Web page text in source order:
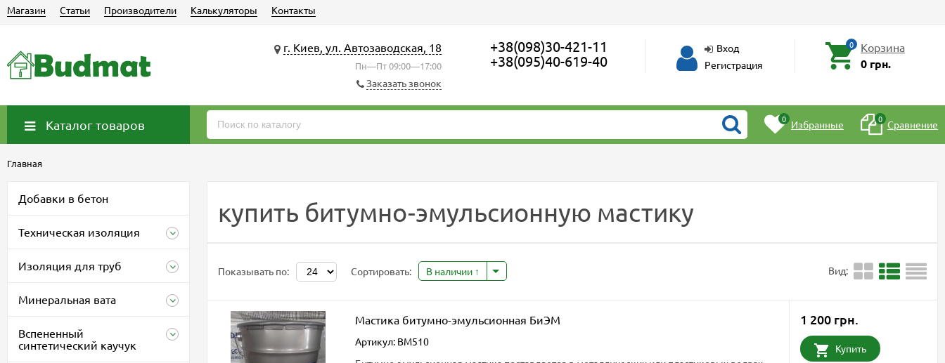
Магазин Статьи Производители Калькуляторы Контакты
г. Киев, ул. Автозаводская, 18
Пн—Пт 09:00—17:00
Заказать звонок
+38(098)30-421-11
+38(095)40-619-40
Вход
Регистрация
0 Корзина
0 грн.
Каталог товаров 0 Избранные 0 Сравнение
Главная
Добавки в бетон
Техническая изоляция
Изоляция для труб
Минеральная вата
Вспененный
синтетический каучук
купить битумно-эмульсионную мастику
Показывать по: Сортировать: В наличии Вид:
Мастика битумно-эмульсионная БиЭМ
Артикул: BM510
1 200 грн.
Купить